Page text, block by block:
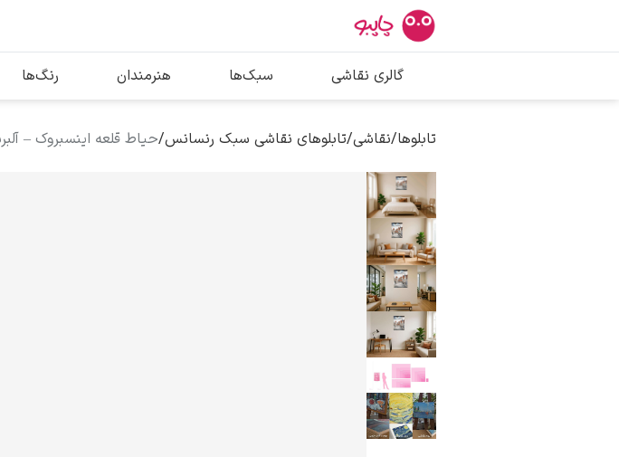
بیشترین جستجوها
پیکاسو
سالوادور دالی
محبوب‌ترین هنرمندان
گالری نقاشی سبک‌ها هنرمندان رنگ‌ها
تابلوها/نقاشی/تابلوهای نقاشی سبک رنسانس/حیاط قلعه اینسبروک –